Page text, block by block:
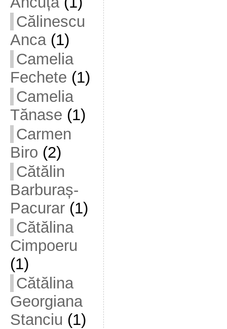
Călinescu
Anca(1)
Camelia
Fechete (1)
Camelia
Tănase (1)
Carmen
Biro (2)
Cătălin
Barburaș-
Pacurar(1)
Cătălina
Cimpoeru
(1)
Cătălina
Georgiana
Stanciu (1)